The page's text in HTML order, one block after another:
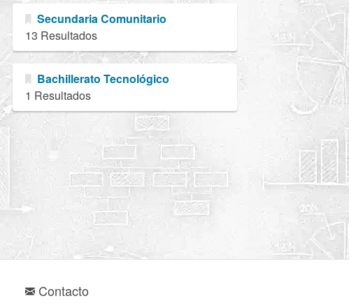
Secundaria Comunitario
13 Resultados
Bachillerato Tecnológico
1 Resultados
Contacto